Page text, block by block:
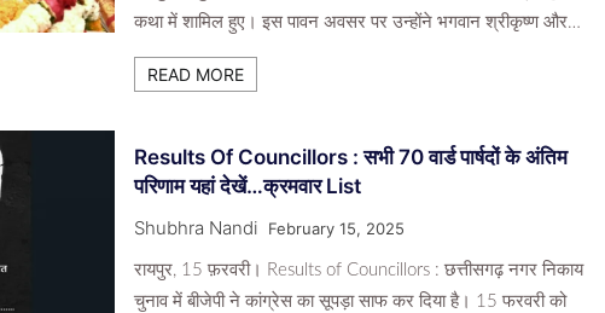
कथा में शामिल हुए। इस पावन अवसर पर उन्होंने भगवान श्रीकृष्ण और…
READ MORE
Results Of Councillors : सभी 70 वार्ड पार्षदों के अंतिम
परिणाम यहां देखें…क्रमवार List
Shubhra Nandi February 15, 2025
रायपुर, 15 फ़रवरी। Results of Councillors : छत्तीसगढ़ नगर निकाय
चुनाव में बीजेपी ने कांग्रेस का सूपड़ा साफ कर दिया है। 15 फरवरी को